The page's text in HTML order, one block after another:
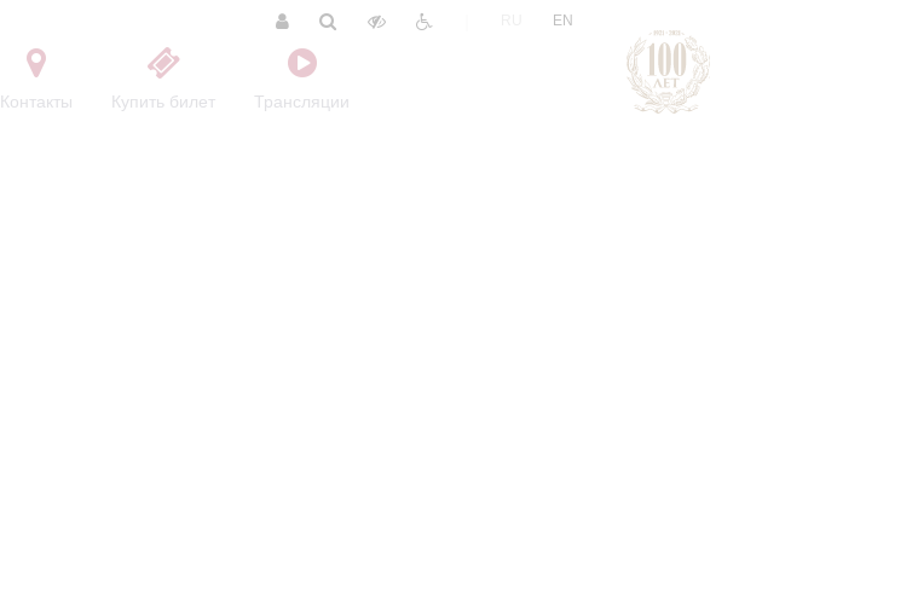
Контакты Купить билет Трансляции
EN